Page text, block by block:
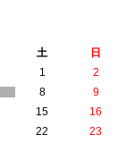
土
日
1
2
8
9
15
16
22
23